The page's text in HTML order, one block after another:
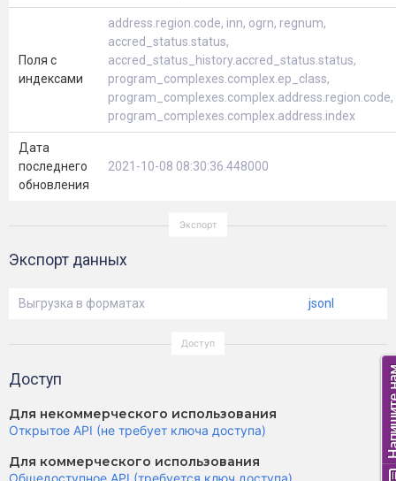
Поля с
индексами
address.region.code, inn, ogrn, regnum,
accred_status.status,
accred_status_history.accred_status.status,
program_complexes.complex.ep_class,
program_complexes.complex.address.region.code,
program_complexes.complex.address.index
Дата
последнего
обновления
2021-10-08 08:30:36.448000
Экспорт данных
Выгрузка в форматах jsonl
Доступ
Для некоммерческого использования
Открытое API (не требует ключа доступа)
Для коммерческого использования